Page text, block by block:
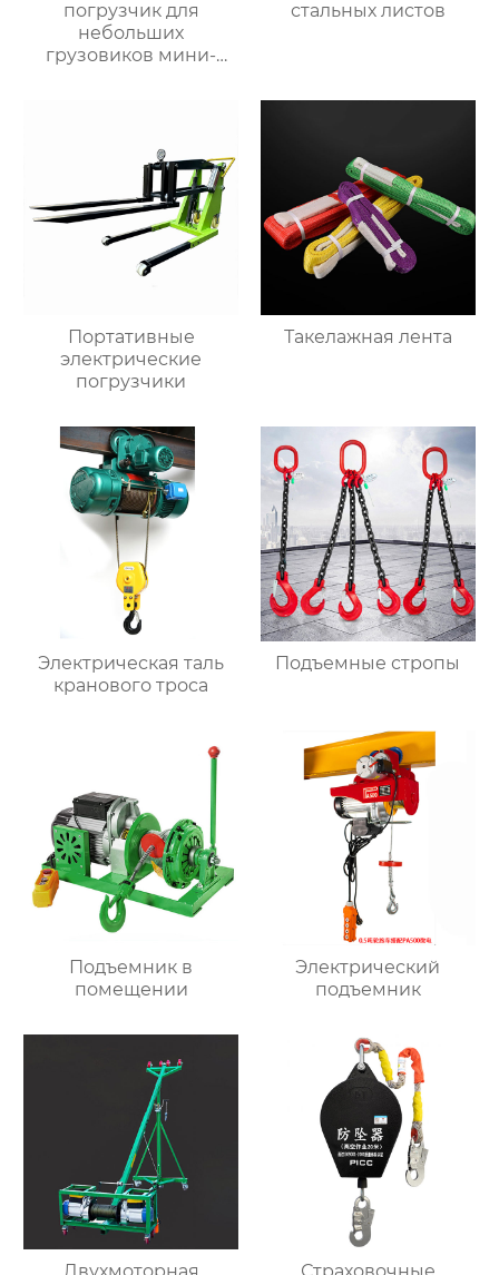
погрузчик для
небольших
грузовиков мини-
стальных листов
Портативные
электрические
погрузчики
Такелажная лента
Электрическая таль
кранового троса
Подъемные стропы
Подъемник в
помещении
Электрический
подъемник
Двухмоторная
Страховочные